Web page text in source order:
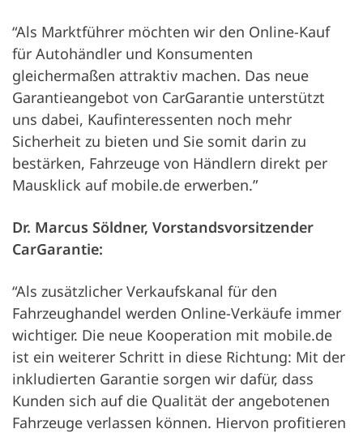
“Als Marktführer möchten wir den Online-Kauf
für Autohändler und Konsumenten
gleichermaßen attraktiv machen. Das neue
Garantieangebot von CarGarantie unterstützt
uns dabei, Kaufinteressenten noch mehr
Sicherheit zu bieten und Sie somit darin zu
bestärken, Fahrzeuge von Händlern direkt per
Mausklick auf mobile.de erwerben.”
Dr. Marcus Söldner, Vorstandsvorsitzender
CarGarantie:
“Als zusätzlicher Verkaufskanal für den
Fahrzeughandel werden Online-Verkäufe immer
wichtiger. Die neue Kooperation mit mobile.de
ist ein weiterer Schritt in diese Richtung: Mit der
inkludierten Garantie sorgen wir dafür, dass
Kunden sich auf die Qualität der angebotenen
Fahrzeuge verlassen können. Hiervon profitieren